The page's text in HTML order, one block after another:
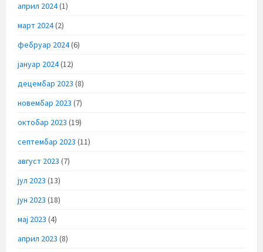
април 2024(1)
март 2024(2)
фебруар 2024(6)
јануар 2024(12)
децембар 2023 (8)
новембар 2023 (7)
октобар 2023 (19)
септембар 2023 (11)
август 2023 (7)
јул 2023 (13)
јун 2023 (18)
мај 2023 (4)
април 2023 (8)